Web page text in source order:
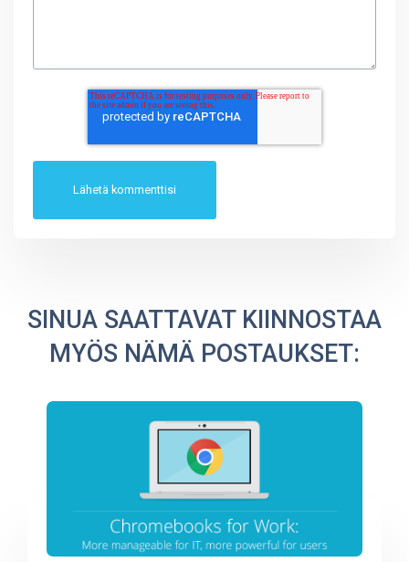
SINUA SAATTAVAT KIINNOSTAA
MYÖS NÄMÄ POSTAUKSET: